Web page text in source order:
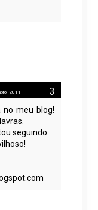
2011
no meu blog!
seguindo.